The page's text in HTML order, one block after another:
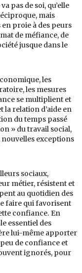
pas de soi, qu’elle
mais
en proie à des peurs
de méfiance, de
jusque dans le
les
les mesures
se multiplient et
la relation d’aide en
du temps passé
» du travail social,
exceptions
sociaux,
métier, résistent et
au quotidien des
faire qui favorisent
confiance. En
essentiel des
lui-même apporter
de confiance et
ignorés, pour